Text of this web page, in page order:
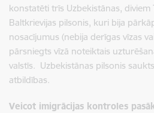
konstatēti trīs Uzbekistānas, diviem
Baltkrievijas pilsonis, kuri bija
nosacījumus (nebija derīgas vīzas
pārsniegts vīzā noteiktais
valstīs. Uzbekistānas pilsonis
atbildības.
Veicot imigrācijas kontroles